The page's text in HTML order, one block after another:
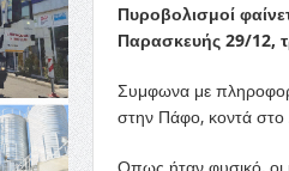
Πυροβολισμοί
Παρασκευής 29/12,
Συμφωνα με
στην Πάφο, κοντά στο